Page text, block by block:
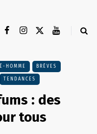
HOMME BRÈVES
TENDANCES
: des
tous